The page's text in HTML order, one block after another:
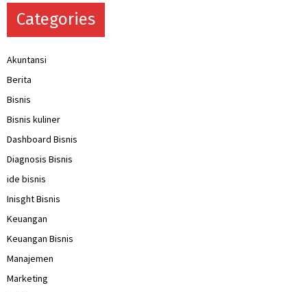
Categories
Akuntansi
Berita
Bisnis
Bisnis kuliner
Dashboard Bisnis
Diagnosis Bisnis
ide bisnis
Inisght Bisnis
Keuangan
Keuangan Bisnis
Manajemen
Marketing